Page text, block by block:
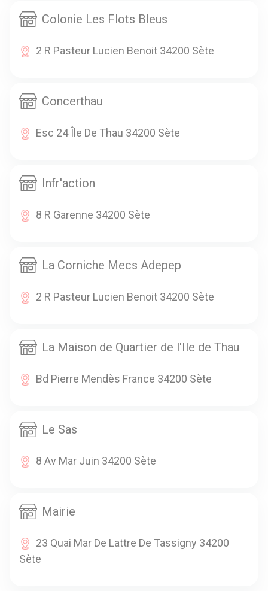
Colonie Les Flots Bleus
2 R Pasteur Lucien Benoit 34200 Sète
Concerthau
Esc 24 Île De Thau 34200 Sète
Infr'action
8 R Garenne 34200 Sète
La Corniche Mecs Adepep
2 R Pasteur Lucien Benoit 34200 Sète
La Maison de Quartier de l'Ile de Thau
Bd Pierre Mendès France 34200 Sète
Le Sas
8 Av Mar Juin 34200 Sète
Mairie
23 Quai Mar De Lattre De Tassigny 34200
Sète